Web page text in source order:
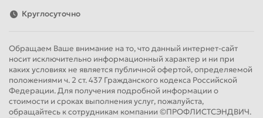
Круглосуточно
Обращаем Ваше внимание на то, что данный интернет-сайт
носит исключительно информационный характер и ни при
каких условиях не является публичной офертой, определяемой
положениями ч. 2 ст. 437 Гражданского кодекса Российской
Федерации. Для получения подробной информации о
стоимости и сроках выполнения услуг, пожалуйста,
обращайтесь к сотрудникам компании ©ПРОФЛИСТСЭНДВИЧ.